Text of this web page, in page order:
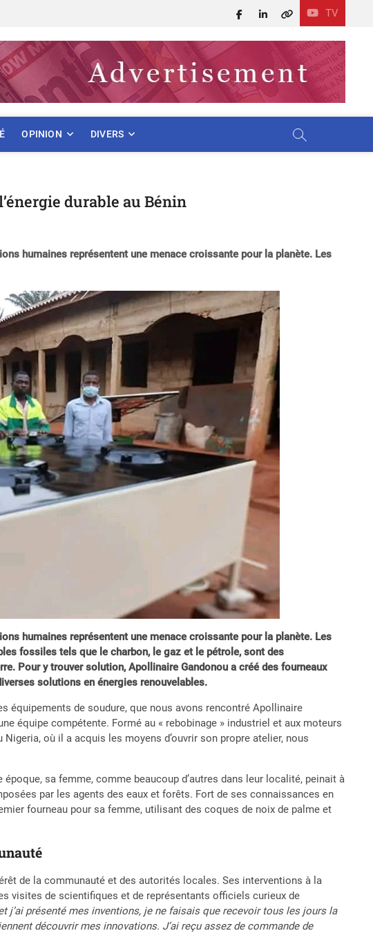
TV
Facebook
LinkedIn
X
OPINION DIVERS
durable au Bénin
humaines représentent une menace croissante pour la planète. Les
humaines représentent une menace croissante pour la planète. Les
fossiles tels que le charbon, le gaz et le pétrole, sont des
Pour y trouver solution, Apollinaire Gandonou a créé des fourneaux
solutions en énergies renouvelables.
équipements de soudure, que nous avons rencontré Apollinaire
équipe compétente. Formé au « rebobinage » industriel et aux moteurs
où il a acquis les moyens d’ouvrir son propre atelier, nous
époque, sa femme, comme beaucoup d’autres dans leur localité, peinait à
par les agents des eaux et forêts. Fort de ses connaissances en
fourneau pour sa femme, utilisant des coques de noix de palme et
de la communauté et des autorités locales. Ses interventions à la
visites de scientifiques et de représentants officiels curieux de
j’ai présenté mes inventions, je ne faisais que recevoir tous les jours la
découvrir mes innovations. J’ai reçu assez de commande de